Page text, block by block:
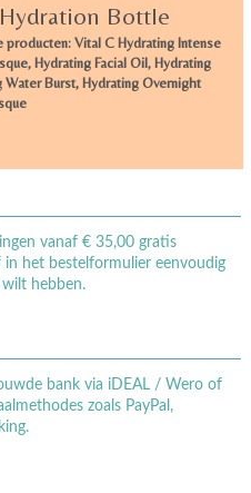
Bottle
producten: Vital C Hydrating Intense
Hydrating Facial Oil, Hydrating
Burst, Hydrating Overnight
vanaf € 35,00 gratis
het bestelformulier eenvoudig
wilt hebben.
bank via iDEAL / Wero of
zoals PayPal,